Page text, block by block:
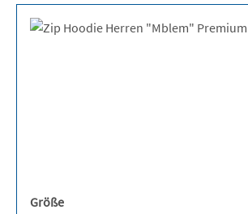
Größeauswählen